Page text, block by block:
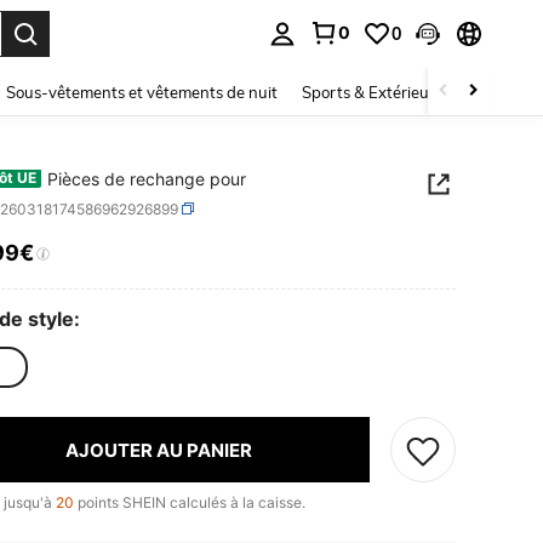
0 0
Sous-vêtements et vêtements de nuit Sports & Extérieur Enfants
UE Pièces de rechange pour
AND AVAILABILITY
style:
AJOUTER AU PANIER
jusqu'à 20 points SHEIN calculés à la caisse.